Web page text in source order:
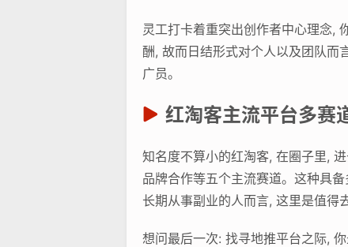
灵工打卡着重突出创作者中心理念,
酬, 故而日结形式对个人以及团队而
广员。
红淘客主流平台多赛
知名度不算小的红淘客, 在圈子里,
品牌合作等五个主流赛道。这种具
长期从事副业的人而言, 这里是值得
想问最后一次: 找寻地推平台之际,